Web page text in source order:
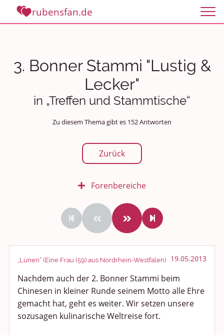
rubensfan.de
3. Bonner Stammi "Lustig &
Lecker"
in „Treffen und Stammtische“
Zu diesem Thema gibt es 152 Antworten
Zurück
Forenbereiche
Rundum Leben
Politik und Weltgeschehen
Smalltalk
Persönliches
Treffen und Stammtische
„Lünen“ (Eine Frau (59) aus Nordrhein-Westfalen) 19.05.2013
Nachdem auch der 2. Bonner Stammi beim
Chinesen in kleiner Runde seinem Motto alle Ehre
gemacht hat, geht es weiter. Wir setzen unsere
sozusagen kulinarische Weltreise fort.